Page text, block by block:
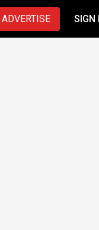
ADVERTISE SIGN